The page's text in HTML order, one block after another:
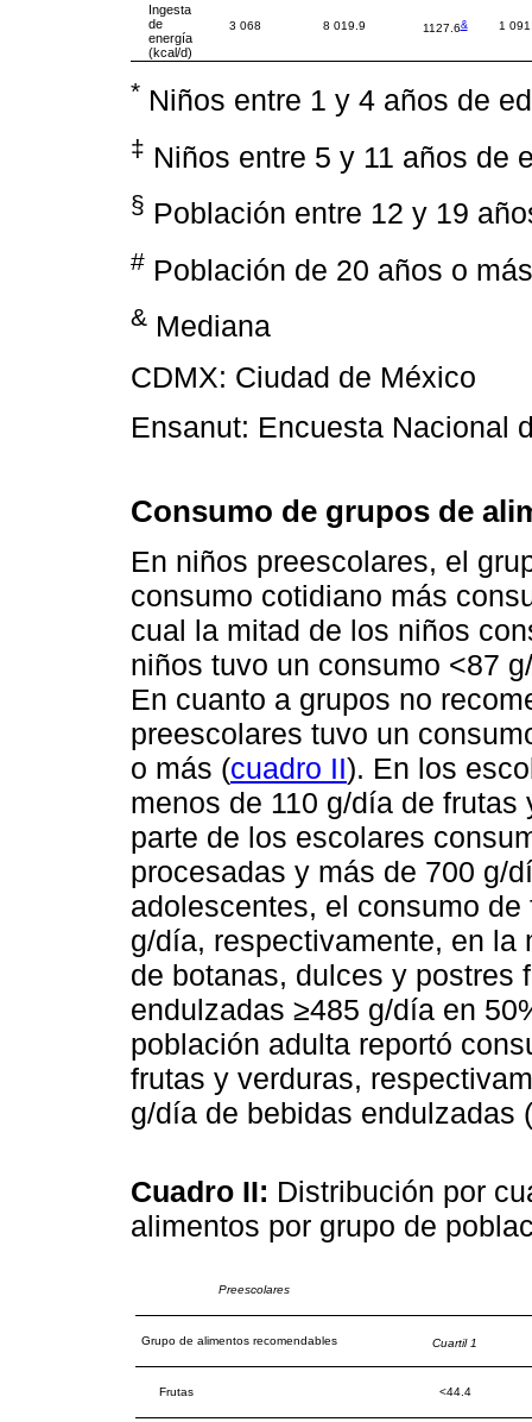
Ingesta
de
energía
(kcal/d)
3 068 8 019.9 1127.6& 1
* Niños entre 1 y 4 años de
‡ Niños entre 5 y 11 años de
§ Población entre 12 y 19
# Población de 20 años o
& Mediana
CDMX: Ciudad de México
Ensanut: Encuesta Nacional
Consumo de grupos de
En niños preescolares, el
consumo cotidiano más
cual la mitad de los niños
niños tuvo un consumo <87
En cuanto a grupos no
preescolares tuvo un
o más (cuadro II). En los
menos de 110 g/día de
parte de los escolares
procesadas y más de 700 g/
adolescentes, el consumo
g/día, respectivamente, en
de botanas, dulces y postres
endulzadas ≥485 g/día en
población adulta reportó
frutas y verduras,
g/día de bebidas endulzadas (
Cuadro II: Distribución por
alimentos por grupo de
Preescolares
Grupo de alimentos recomendables Cuartil 1
Frutas <44.4